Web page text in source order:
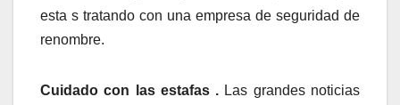
esta s tratando con una empresa de seguridad de
renombre.
Cuidado con las estafas . Las grandes noticias